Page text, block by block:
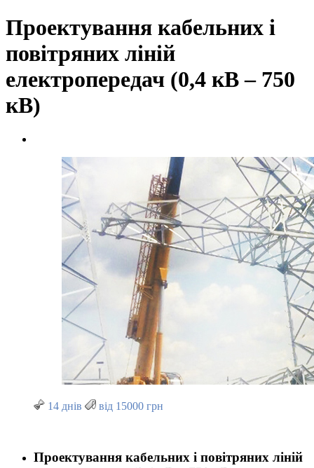
Проектування кабельних і
повітряних ліній
електропередач (0,4 кВ – 750
кВ)
14 днів від 15000 грн
Проектування кабельних і повітряних ліній